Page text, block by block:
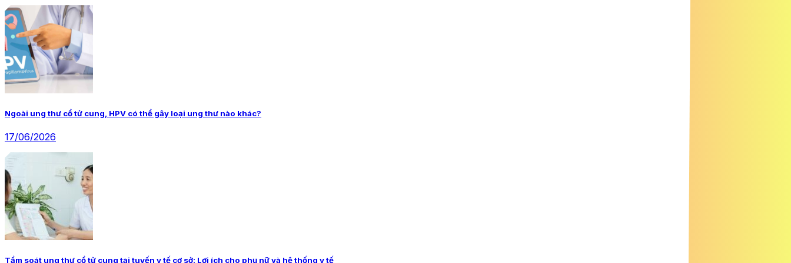
Ngoài ung thư cổ tử cung, HPV có thể gây loại ung thư nào khác?
17/06/2026
Tầm soát ung thư cổ tử cung tại tuyến y tế cơ sở: Lợi ích cho phụ nữ và hệ thống y tế